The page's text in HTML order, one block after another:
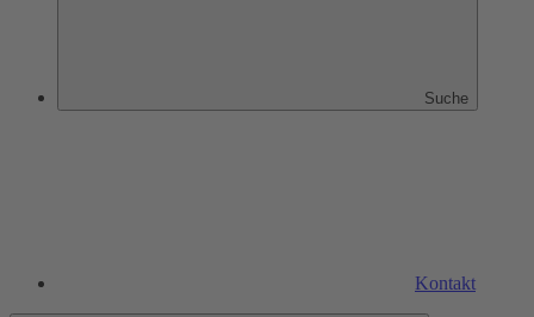
Suche
Kontakt